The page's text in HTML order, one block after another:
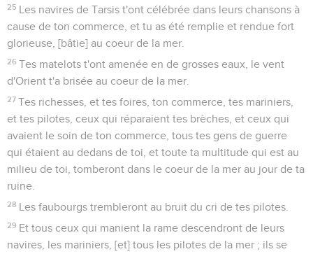
25 Les navires de Tarsis t'ont célébrée dans leurs chansons à
cause de ton commerce, et tu as été remplie et rendue fort
glorieuse, [bâtie] au coeur de la mer.
26 Tes matelots t'ont amenée en de grosses eaux, le vent
d'Orient t'a brisée au coeur de la mer.
27 Tes richesses, et tes foires, ton commerce, tes mariniers,
et tes pilotes, ceux qui réparaient tes brèches, et ceux qui
avaient le soin de ton commerce, tous tes gens de guerre
qui étaient au dedans de toi, et toute ta multitude qui est au
milieu de toi, tomberont dans le coeur de la mer au jour de ta
ruine.
28 Les faubourgs trembleront au bruit du cri de tes pilotes.
29 Et tous ceux qui manient la rame descendront de leurs
navires, les mariniers, [et] tous les pilotes de la mer ; ils se